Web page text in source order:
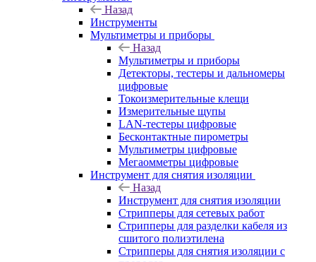
Назад
Инструменты
Мультиметры и приборы
Назад
Мультиметры и приборы
Детекторы, тестеры и дальномеры
цифровые
Токоизмерительные клещи
Измерительные щупы
LAN-тестеры цифровые
Бесконтактные пирометры
Мультиметры цифровые
Мегаомметры цифровые
Инструмент для снятия изоляции
Назад
Инструмент для снятия изоляции
Стрипперы для сетевых работ
Стрипперы для разделки кабеля из
сшитого полиэтилена
Cтрипперы для снятия изоляции с